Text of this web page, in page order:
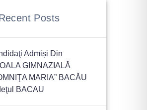
Posts
Admiși Din
GIMNAZIALĂ
MARIA” BACĂU
BACAU